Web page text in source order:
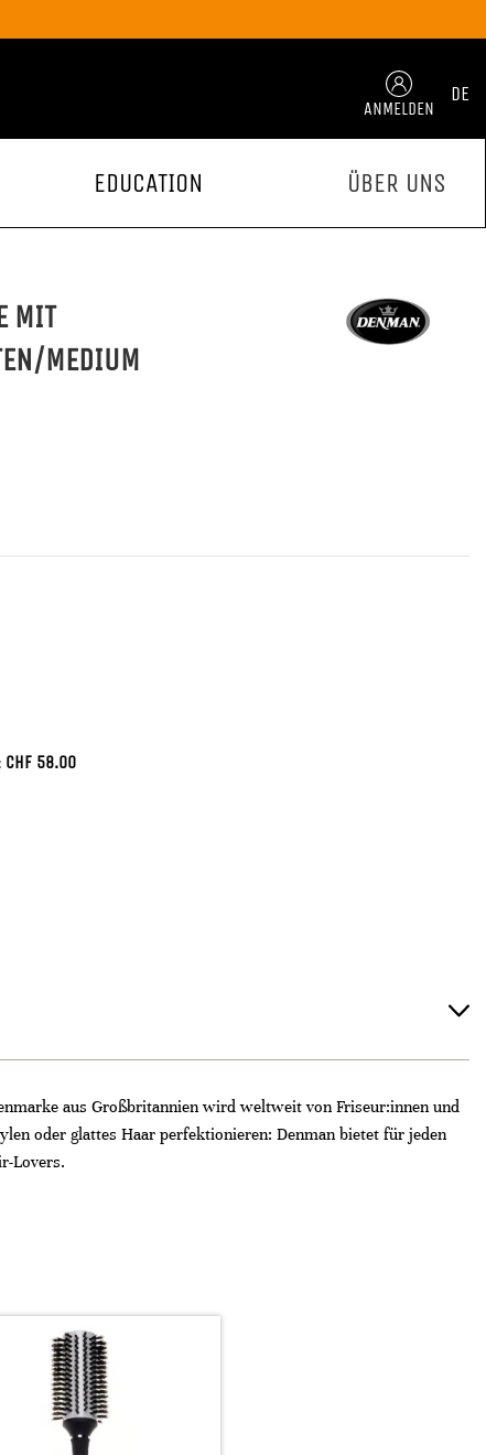
ANMELDEN
DE
EDUCATION ÜBER UNS
MIT
MEDIUM
CHF 58.00
aus Großbritannien wird weltweit von Friseur:innen und
oder glattes Haar perfektionieren: Denman bietet für jeden
Lovers.